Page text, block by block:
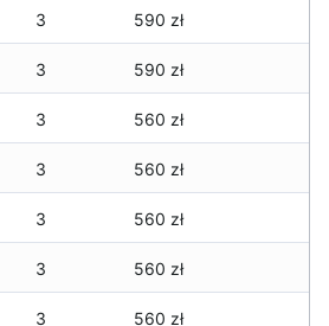
3 590 zł
3 590 zł
3 560 zł
3 560 zł
3 560 zł
3 560 zł
3 560 zł